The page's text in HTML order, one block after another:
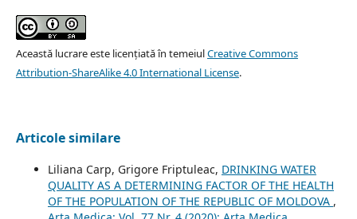
Această lucrare este licențiată în temeiulCreative Commons
Attribution-ShareAlike 4.0 International License.
Articole similare
Liliana Carp, Grigore Friptuleac, DRINKING WATER
QUALITY AS A DETERMINING FACTOR OF THE HEALTH
OF THE POPULATION OF THE REPUBLIC OF MOLDOVA ,